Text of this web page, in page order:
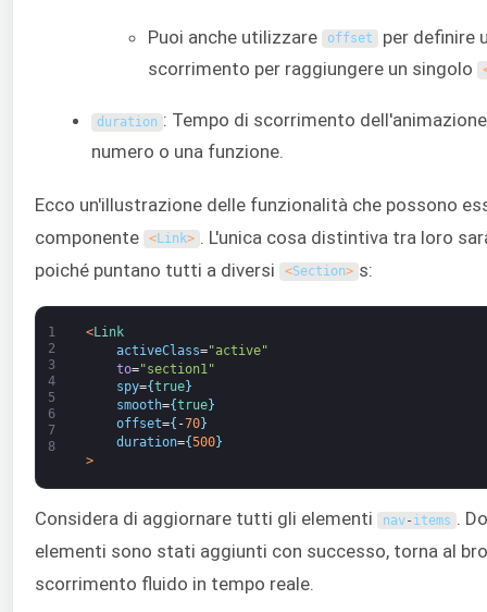
Puoi anche utilizzare offset per definire
scorrimento per raggiungere un singolo
duration : Tempo di scorrimento
numero o una funzione.
Ecco un'illustrazione delle funzionalità che possono
componente
<Link> . L'unica cosa distintiva tra loro
poiché puntano tutti a diversi
<Section> s:
1
2
3
4
5
6
7
8
<Link
activeClass="active"
to="section1"
spy={true}
smooth={true}
offset={ -70}
duration={500}
>
Considera di aggiornare tutti gli elementi nav- items .
elementi sono stati aggiunti con successo, torna al
scorrimento fluido in tempo reale.